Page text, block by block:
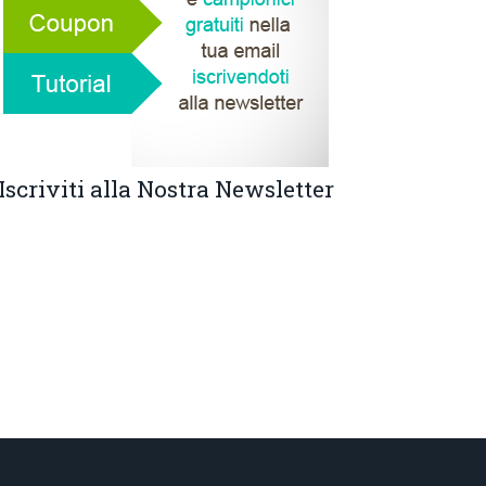
alla Nostra Newsletter